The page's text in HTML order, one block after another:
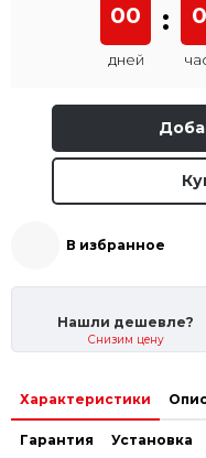
00
дней
:
В избранное
Нашли дешевле?
Снизим цену
Характеристики
Гарантия Установка